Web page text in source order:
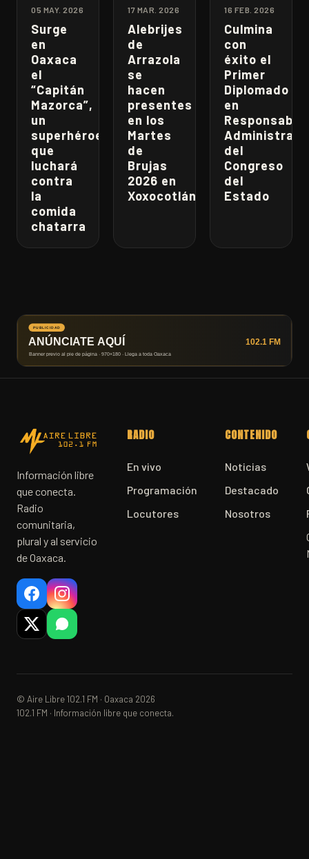
05 MAY. 2026
Surge
en
Oaxaca
el
“Capitán
Mazorca”,
un
superhéroe
que
luchará
contra
la
comida
chatarra
17 MAR. 2026
Alebrijes
de
Arrazola
se
hacen
presentes
en los
Martes
de
Brujas
2026 en
Xoxocotlán
16 FEB. 2026
Culmina
con
éxito el
Primer
Diplomado
en
del
Congreso
del
Estado
Información libre
que conecta.
Radio
comunitaria,
plural y al servicio
de Oaxaca.
RADIO
En vivo
Programación
Locutores
CONTENIDO
Noticias
Destacado
Nosotros
© Aire Libre 102.1 FM · Oaxaca 2026
102.1 FM · Información libre que conecta.